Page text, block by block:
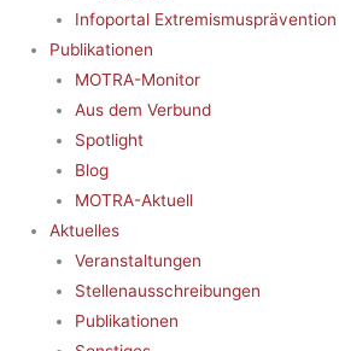
Infoportal Extremismusprävention
Publikationen
MOTRA-Monitor
Aus dem Verbund
Spotlight
Blog
MOTRA-Aktuell
Aktuelles
Veranstaltungen
Stellenausschreibungen
Publikationen